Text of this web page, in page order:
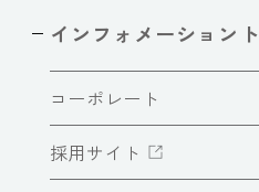
インフォメーショント
コーポレート
採用サイト